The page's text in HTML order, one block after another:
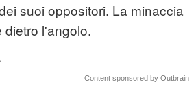
suoi oppositori. La minaccia
l'angolo.
Content sponsored by Outbrain